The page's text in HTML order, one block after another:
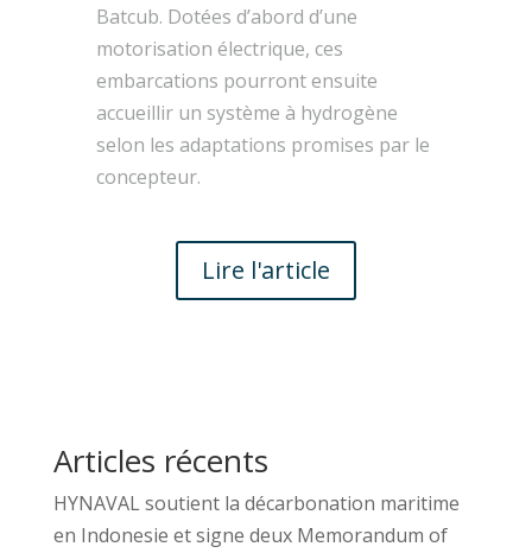
Batcub. Dotées d’abord d’une
motorisation électrique, ces
embarcations pourront ensuite
accueillir un système à hydrogène
selon les adaptations promises par le
concepteur.
Lire l'article
Articles récents
HYNAVAL soutient la décarbonation maritime
en Indonesie et signe deux Memorandum of